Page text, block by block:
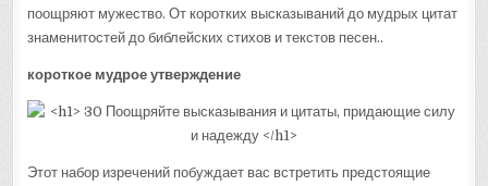
поощряют мужество. От коротких высказываний до мудрых цитат
знаменитостей до библейских стихов и текстов песен..
короткое мудрое утверждение
Этот набор изречений побуждает вас встретить предстоящие